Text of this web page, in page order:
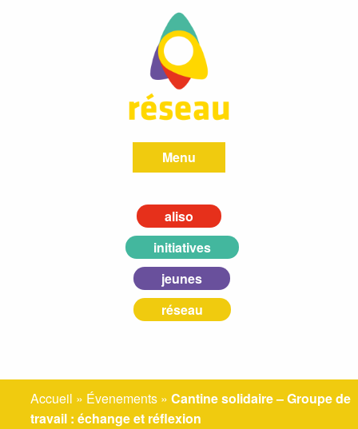
Menu
aliso
initiatives
jeunes
réseau
Accueil » Évenements »Cantine solidaire – Groupe de
travail : échange et réflexion